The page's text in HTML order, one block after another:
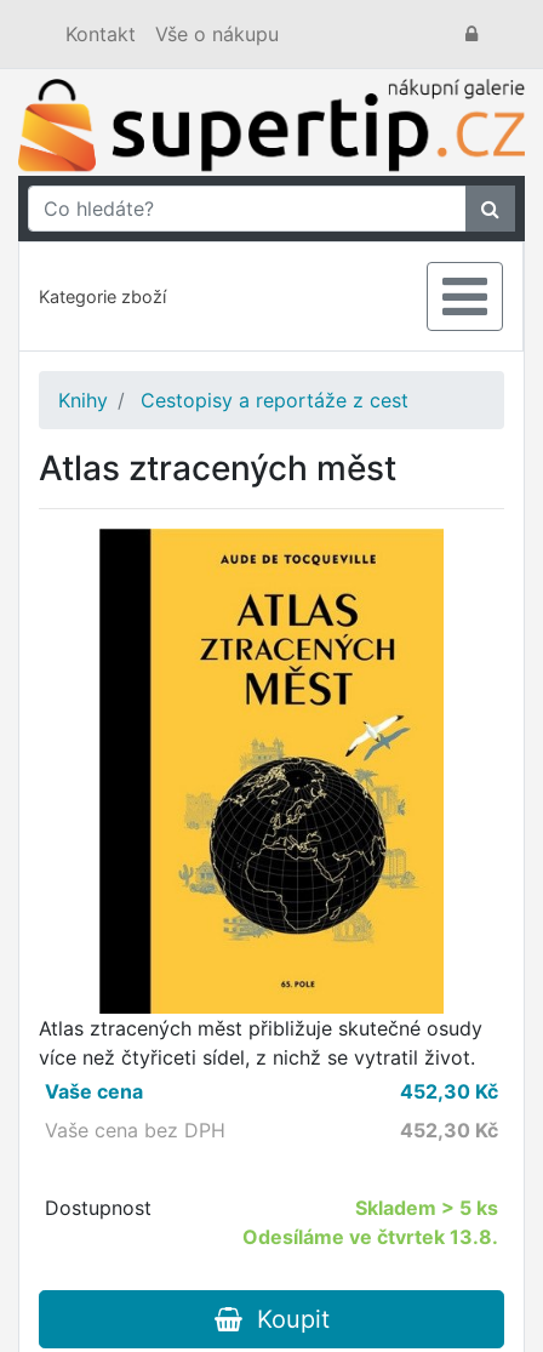
Kontakt Vše o nákupu
Kategorie zboží
Knihy Cestopisy a reportáže z cest
Atlas ztracených měst
Atlas ztracených měst přibližuje skutečné osudy
více než čtyřiceti sídel, z nichž se vytratil život.
Vaše cena
452,30 Kč
Vaše cena bez DPH
452,30 Kč
Dostupnost Skladem > 5 ks
Odesíláme ve čtvrtek 13.8.
Koupit